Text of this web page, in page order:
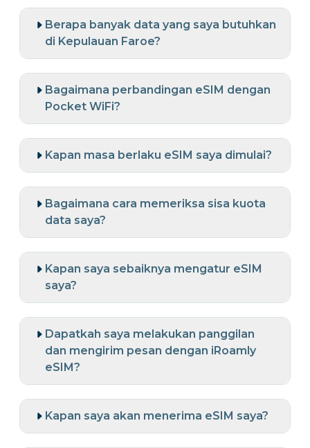
Berapa banyak data yang saya butuhkan
di Kepulauan Faroe?
Bagaimana perbandingan eSIM dengan
Pocket WiFi?
Kapan masa berlaku eSIM saya dimulai?
Bagaimana cara memeriksa sisa kuota
data saya?
Kapan saya sebaiknya mengatur eSIM
saya?
Dapatkah saya melakukan panggilan
dan mengirim pesan dengan iRoamly
eSIM?
Kapan saya akan menerima eSIM saya?